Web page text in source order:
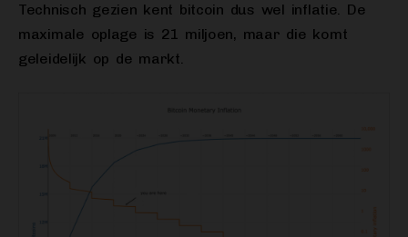
Technisch gezien kent bitcoin dus wel inflatie. De
maximale oplage is 21 miljoen, maar die komt
geleidelijk op de markt.